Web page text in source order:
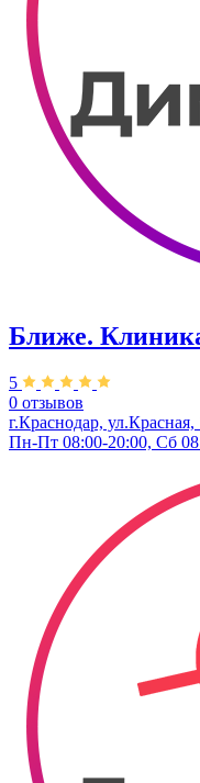
Ближе.
5
0 отзывов
г.Краснодар, ул.Красная,
Пн-Пт 08:00-20:00, Сб